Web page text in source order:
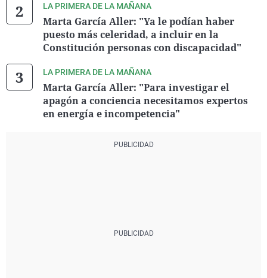
LA PRIMERA DE LA MAÑANA
Marta García Aller: "Ya le podían haber
puesto más celeridad, a incluir en la
Constitución personas con discapacidad"
LA PRIMERA DE LA MAÑANA
Marta García Aller: "Para investigar el
apagón a conciencia necesitamos expertos
en energía e incompetencia"